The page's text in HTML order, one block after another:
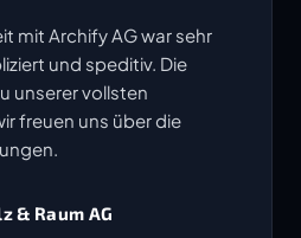
mit Archify AG war sehr
und speditiv. Die
unserer vollsten
freuen uns über die
& Raum AG